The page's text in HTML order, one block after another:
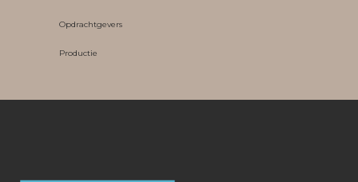
Opdrachtgevers
Productie